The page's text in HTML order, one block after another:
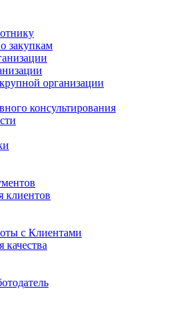
закупкам
организации
консультирования
клиентов
с Клиентами
качества